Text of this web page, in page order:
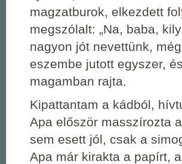
magzatburok, elkezdett
megszólalt: „Na, baba,
nagyon jót nevettünk,
eszembe jutott egyszer,
magamban rajta.
Kipattantam a kádból,
Apa először masszírozta
sem esett jól, csak a
Apa már kirakta a papírt,